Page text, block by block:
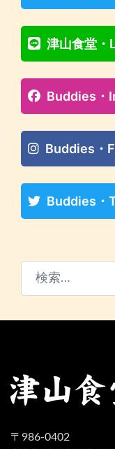
津山食堂・
Buddies・
Buddies・
Buddies・
索:
〒986-0402